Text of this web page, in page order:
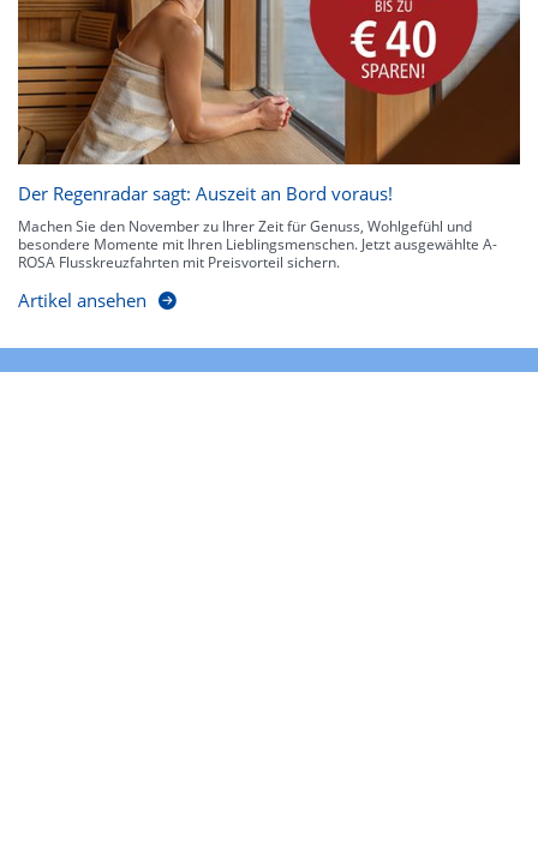
Der Regenradar sagt: Auszeit an Bord voraus!
Machen Sie den November zu Ihrer Zeit für Genuss, Wohlgefühl und
besondere Momente mit Ihren Lieblingsmenschen. Jetzt ausgewählte A-
ROSA Flusskreuzfahrten mit Preisvorteil sichern.
Artikel ansehen